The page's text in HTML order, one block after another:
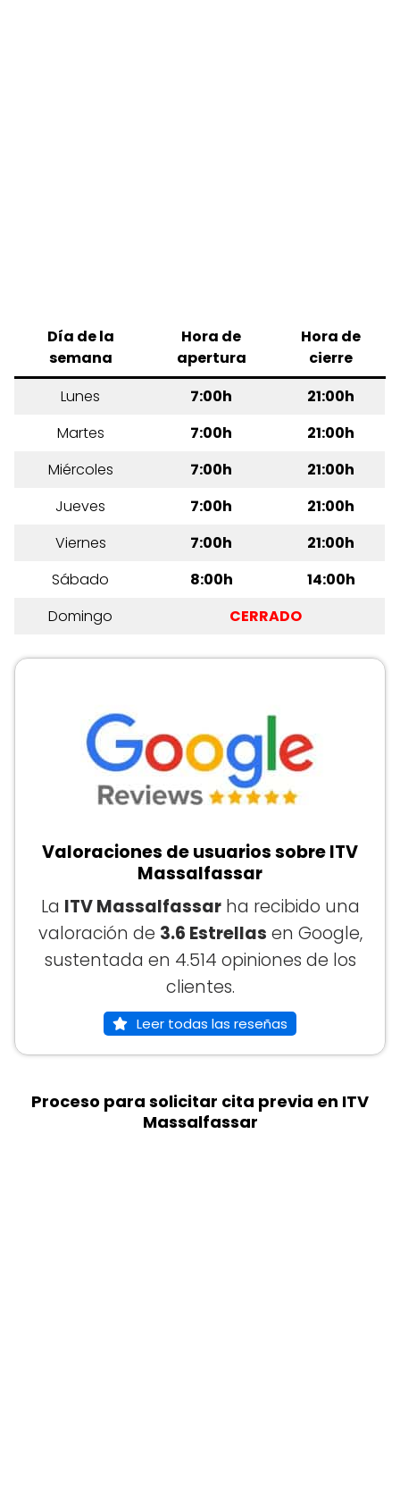
Día de la
semana
Hora de
apertura
Hora de
cierre
Lunes
7:00h
21:00h
Martes
7:00h
21:00h
Miércoles
7:00h
21:00h
Jueves
7:00h
21:00h
Viernes
7:00h
21:00h
Sábado
8:00h
14:00h
Domingo
CERRADO
Valoraciones de usuarios sobre ITV
Massalfassar
La ITV Massalfassarha recibido una
valoración de 3.6 Estrellas en Google,
sustentada en 4.514 opiniones de los
clientes.
Leer todas las reseñas
Proceso para solicitar cita previa en ITV
Massalfassar